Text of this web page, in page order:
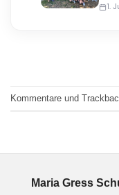
1.
Kommentare und
Maria Gress